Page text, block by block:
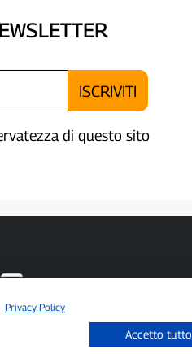
di questo sito
indipendente
2/2021 - Tribunale di Pavia
- P.IVA 02798890188
Privacy Policy
Accetto tutto